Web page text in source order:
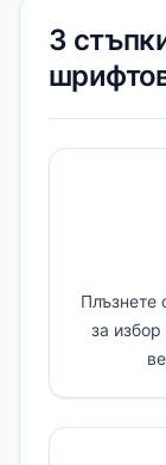
3
Плъзнете
за